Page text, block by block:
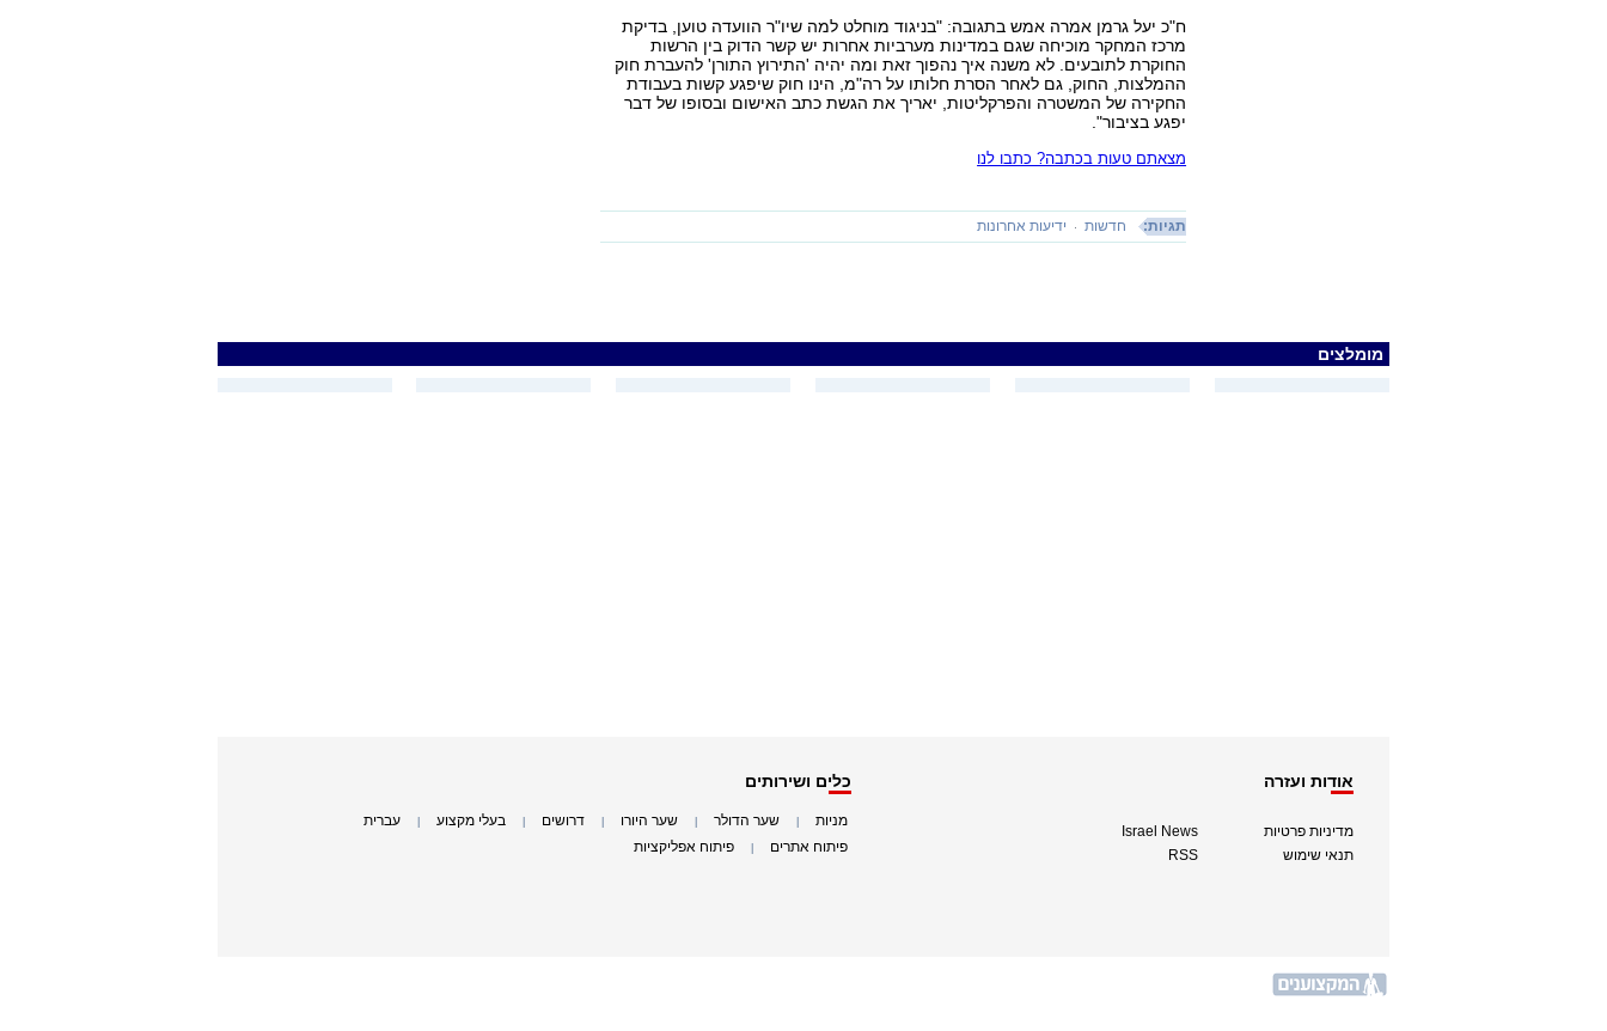
ח"כ יעל גרמן אמרה אמש בתגובה: "בניגוד מוחלט למה שיו"ר הוועדה טוען, בדיקת
מרכז המחקר מוכיחה שגם במדינות מערביות אחרות יש קשר הדוק בין הרשות
החוקרת לתובעים. לא משנה איך נהפוך זאת ומה יהיה 'התירוץ התורן' להעברת חוק
ההמלצות, החוק, גם לאחר הסרת חלותו על רה"מ, הינו חוק שיפגע קשות בעבודת
החקירה של המשטרה והפרקליטות, יאריך את הגשת כתב האישום ובסופו של דבר
יפגע בציבור".
מצאתם טעות בכתבה? כתבו לנו
תגיות: חדשות ידיעות אחרונות
מומלצים
אודות ועזרה
מדיניות פרטיות
תנאי שימוש
Israel News
RSS
כלים ושירותים
מניות שער הדולר שער היורו דרושים בעלי מקצוע עברית
פיתוח אתרים פיתוח אפליקציות